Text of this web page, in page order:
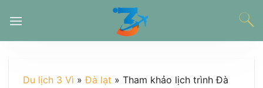
đến
Du lịch 3 Vì »Đà lạt » Tham khảo lịch trình Đà